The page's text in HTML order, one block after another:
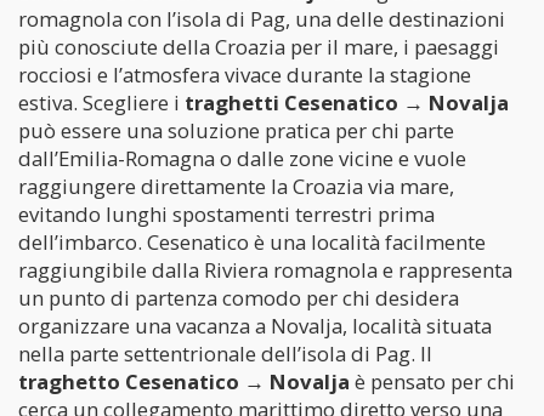
romagnola con l’isola di Pag, una delle destinazioni
più conosciute della Croazia per il mare, i paesaggi
rocciosi e l’atmosfera vivace durante la stagione
estiva. Scegliere i traghetti Cesenatico → Novalja
può essere una soluzione pratica per chi parte
dall’Emilia-Romagna o dalle zone vicine e vuole
raggiungere direttamente la Croazia via mare,
evitando lunghi spostamenti terrestri prima
dell’imbarco. Cesenatico è una località facilmente
raggiungibile dalla Riviera romagnola e rappresenta
un punto di partenza comodo per chi desidera
organizzare una vacanza a Novalja, località situata
nella parte settentrionale dell’isola di Pag. Il
traghetto Cesenatico → Novalja è pensato per chi
cerca un collegamento marittimo diretto verso una